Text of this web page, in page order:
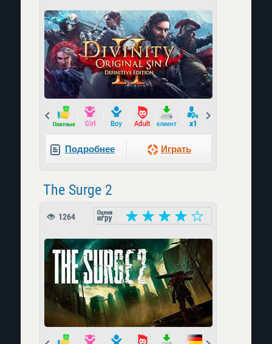
Prev
Подробнее Играть
The Surge 2
1264
Prev